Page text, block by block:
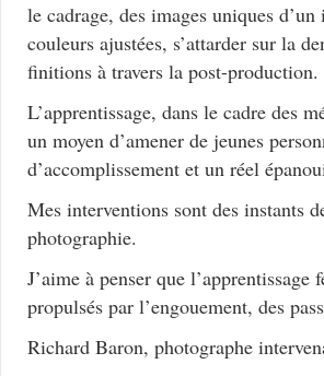
le cadrage, des images uniques
couleurs ajustées, s’attarder sur la
finitions à travers la post-production.
L’apprentissage, dans le cadre des
un moyen d’amener de jeunes
d’accomplissement et un réel
Mes interventions sont des instants
photographie.
J’aime à penser que
propulsés par l’engouement, des
Richard Baron, photographe